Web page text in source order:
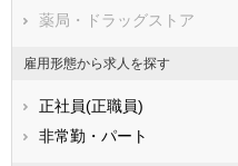
薬局・ドラッグストア
雇用形態から求人を探す
正社員(正職員)
非常勤・パート